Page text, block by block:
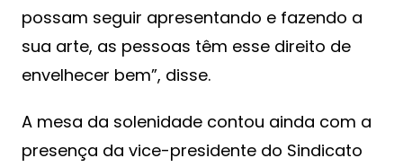
possam seguir apresentando e fazendo a
sua arte, as pessoas têm esse direito de
envelhecer bem”, disse.
A mesa da solenidade contou ainda com a
presença da vice-presidente do Sindicato